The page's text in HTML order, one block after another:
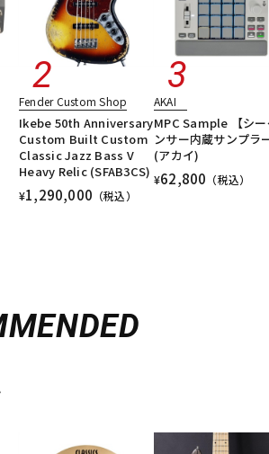
器 楽器アクセサリ
ヴィンテージ
Fender Custom Shop
Ikebe 50th Anniversary
Custom Built Custom
Classic Jazz Bass V
Heavy Relic (SFAB3CS)
¥1,290,000 （税込）
AKAI
MPC Sample 【シ
ンサー内蔵サンプラ
(アカイ)
¥62,800 （税込）